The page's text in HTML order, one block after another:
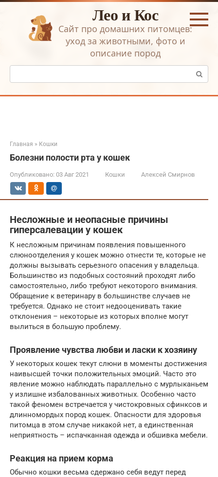
Перейти
Лео и Кос
Сайт про домашних питомцев:
уход за животными, фото и
описание пород
Поиск:
Главная » Кошки
Болезни полости рта у кошек
Опубликовано: 03 Авг 2021 Кошки Алексей Смирнов
Несложные и неопасные причины
гиперсалевации у кошек
К несложным причинам появления повышенного
слюноотделения у кошек можно отнести те, которые не
должны вызывать серьезного опасения у владельца.
Большинство из подобных состояний проходят либо
самостоятельно, либо требуют некоторого внимания.
Обращение к ветеринару в большинстве случаев не
требуется. Однако не стоит недооценивать такие
отклонения – некоторые из которых вполне могут
вылиться в большую проблему.
Проявление чувства любви и ласки к хозяину
У некоторых кошек текут слюни в моменты достижения
наивысшей точки положительных эмоций. Часто это
явление можно наблюдать параллельно с мурлыканьем
у излишне избалованных животных. Особенно часто
такой феномен встречается у чистокровных сфинксов и
длинномордых пород кошек. Опасности для здоровья
питомца в этом случае никакой нет, а единственная
неприятность – испачканная одежда и обшивка мебели.
Реакция на прием корма
Обычно кошки весьма сдержано себя ведут перед